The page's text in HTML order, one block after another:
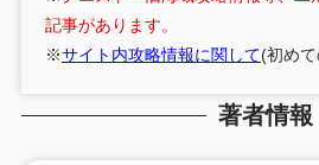
記事があります。
※サイト内攻略情報に関して(初め
著者情報